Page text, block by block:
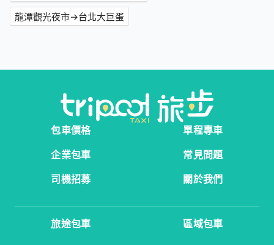
龍潭觀光夜市→台北大巨蛋
包車價格
單程專車
企業包車
常見問題
司機招募
關於我們
旅途包車 區域包車